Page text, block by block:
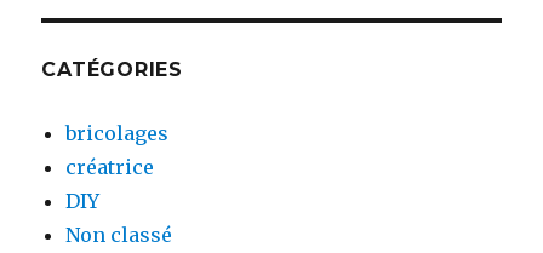
CATÉGORIES
bricolages
créatrice
DIY
Non classé